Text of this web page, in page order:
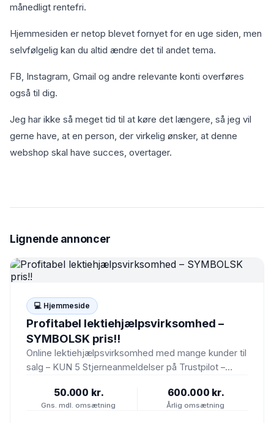
månedligt rentefri.
Hjemmesiden er netop blevet fornyet for en uge siden, men
selvfølgelig kan du altid ændre det til andet tema.
FB, Instagram, Gmail og andre relevante konti overføres
også til dig.
Jeg har ikke så meget tid til at køre det længere, så jeg vil
gerne have, at en person, der virkelig ønsker, at denne
webshop skal have succes, overtager.
Lignende annoncer
💻 Hjemmeside
Profitabel lektiehjælpsvirksomhed –
SYMBOLSK pris!!
Online lektiehjælpsvirksomhed med mange kunder til
salg – KUN 5 Stjerneanmeldelser på Trustpilot –
50.000 kr.
Gns. mdl. omsætning
600.000 kr.
Årlig omsætning